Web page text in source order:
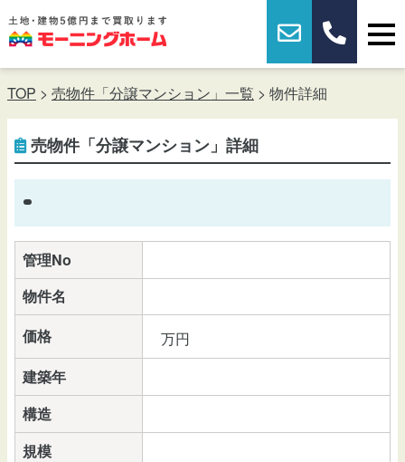
TOP > 売物件「分譲マンション」一覧 > 物件詳細
売物件「分譲マンション」詳細
管理No
物件名
価格
万円
建築年
構造
規模